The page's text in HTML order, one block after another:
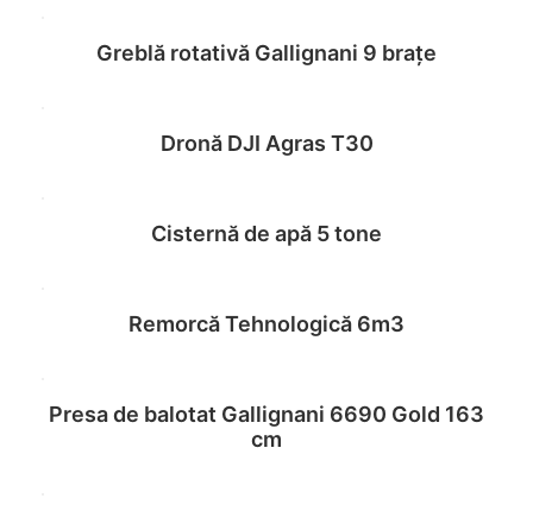
Greblă rotativă Gallignani 9 brațe
Dronă DJI Agras T30
Cisternă de apă 5 tone
Remorcă Tehnologică 6m3
Read more
Presa de balotat Gallignani 6690 Gold 163
cm